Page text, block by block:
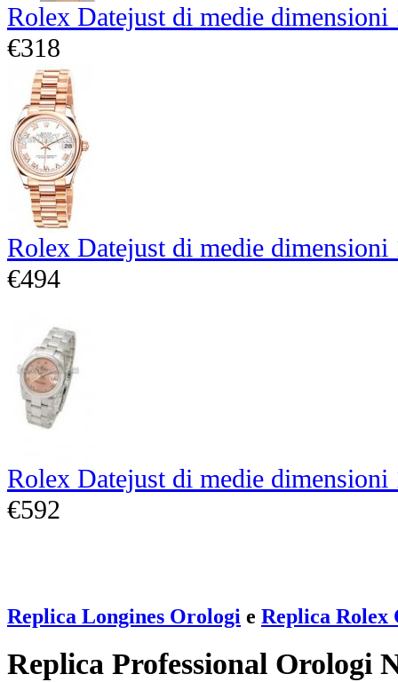
Rolex Datejust di medie dimensioni
€318
Rolex Datejust di medie dimensioni
€494
Rolex Datejust di medie dimensioni
€592
Replica Longines Orologi e Replica Rolex
Replica Professional Orologi